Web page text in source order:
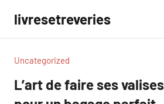
contenu
livresetreveries
Uncategorized
L’art de faire ses